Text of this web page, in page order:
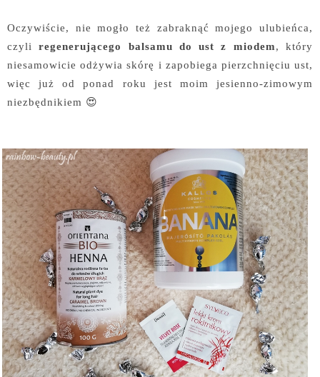
Oczywiście, nie mogło też zabraknąć mojego ulubieńca,
czyliregenerującego balsamu do ust z miodem, który
niesamowicie odżywia skórę i zapobiega pierzchnięciu ust,
więc już od ponad roku jest moim jesienno-zimowym
niezbędnikiem 😍